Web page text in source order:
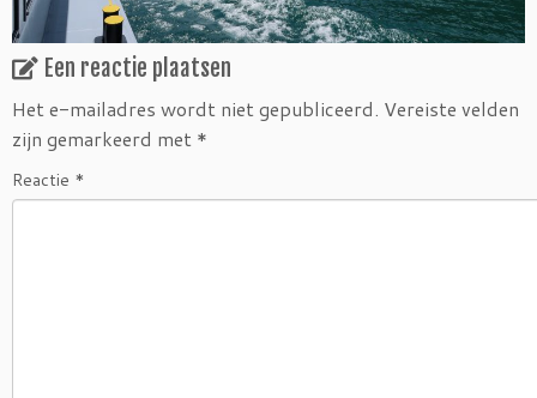
Een reactie plaatsen
Het e-mailadres wordt niet gepubliceerd. Vereiste velden
zijn gemarkeerd met *
Reactie *